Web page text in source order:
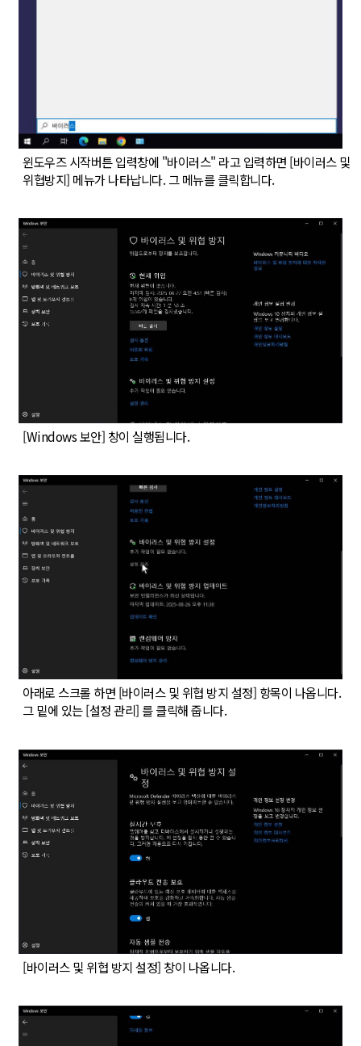
윈도우즈 시작버튼 입력창에 "바이러스" 라고 입력하면 [바이러스 및
위협방지] 메뉴가 나타납니다. 그 메뉴를 클릭합니다.
[Windows 보안] 창이 실행됩니다.
아래로 스크롤 하면 [바이러스 및 위협 방지 설정] 항목이 나옵니다.
그 밑에 있는 [설정 관리] 를 클릭해 줍니다.
[바이러스 및 위협 방지 설정] 창이 나옵니다.